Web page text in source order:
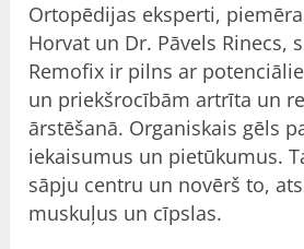
Ortopēdijas eksperti,
Horvat un Dr. Pāvels Rinecs,
Remofix ir pilns ar
un priekšrocībām artrīta un
ārstēšanā. Organiskais gēls
iekaisumus un pietūkumus.
sāpju centru un novērš to,
muskuļus un cīpslas.